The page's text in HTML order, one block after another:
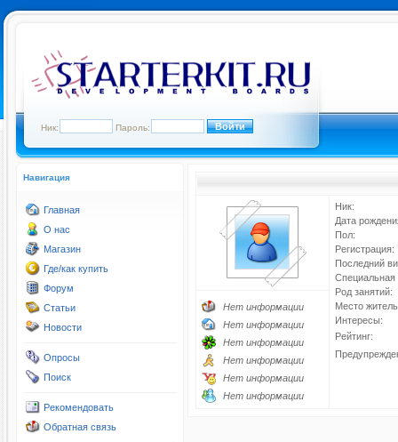
Ник: Пароль:
Навигация
Главная
О нас
Магазин
Где/как купить
Форум
Статьи
Новости
Опросы
Поиск
Рекомендовать
Обратная связь
Ник:
Дата
Пол:
Регистрация:
Последний
Специальная
Род занятий:
Место
Интересы:
Рейтинг:
Нет информации
Нет информации
Нет информации
Нет информации
Нет информации
Нет информации